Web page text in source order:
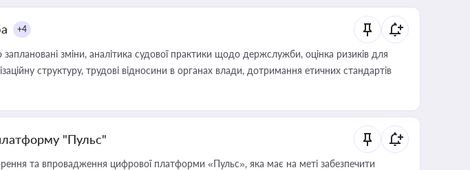
+4
зміни, аналітика судової практики щодо держслужби, оцінка ризиків для
структуру, трудові відносини в органах влади, дотримання етичних стандартів
"Пульс"
та впровадження цифрової платформи «Пульс», яка має на меті забезпечити